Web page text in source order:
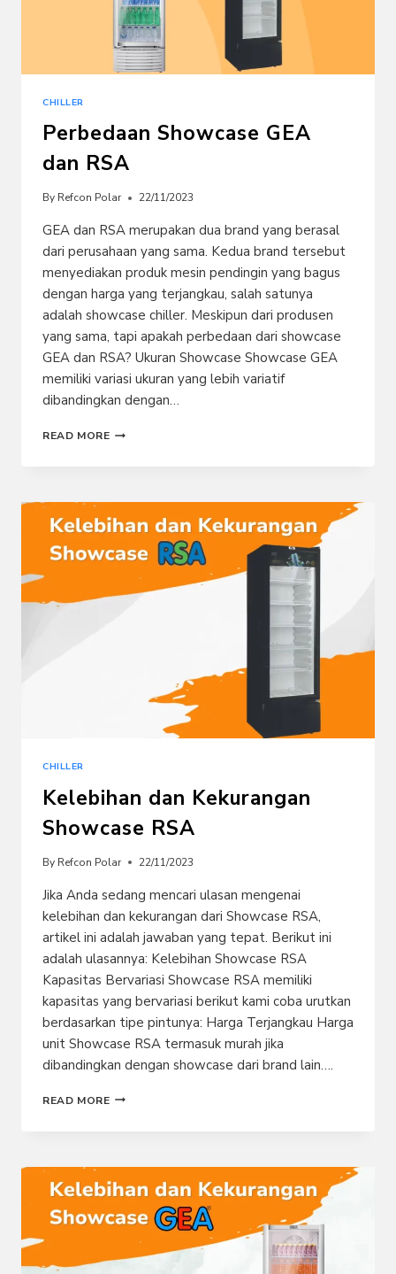
CHILLER
Perbedaan Showcase GEA
dan RSA
By Refcon Polar 22/11/2023
GEA dan RSA merupakan dua brand yang berasal
dari perusahaan yang sama. Kedua brand tersebut
menyediakan produk mesin pendingin yang bagus
dengan harga yang terjangkau, salah satunya
adalah showcase chiller. Meskipun dari produsen
yang sama, tapi apakah perbedaan dari showcase
GEA dan RSA? Ukuran Showcase Showcase GEA
memiliki variasi ukuran yang lebih variatif
dibandingkan dengan…
READ MOREPERBEDAAN
RSA
CHILLER
Kelebihan dan Kekurangan
Showcase RSA
By Refcon Polar 22/11/2023
Jika Anda sedang mencari ulasan mengenai
kelebihan dan kekurangan dari Showcase RSA,
artikel ini adalah jawaban yang tepat. Berikut ini
adalah ulasannya: Kelebihan Showcase RSA
Kapasitas Bervariasi Showcase RSA memiliki
kapasitas yang bervariasi berikut kami coba urutkan
berdasarkan tipe pintunya: Harga Terjangkau Harga
unit Showcase RSA termasuk murah jika
dibandingkan dengan showcase dari brand lain….
READ MOREKELEBIHAN